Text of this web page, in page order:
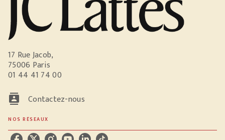
17 Rue Jacob,
75006 Paris
01 44 41 74 00
contacts Contactez-nous
NOS RÉSEAUX